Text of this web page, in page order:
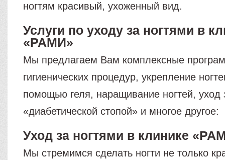
ногтям красивый, ухоженный вид.
Услуги по уходу за ногтями в
«РАМИ»
Мы предлагаем Вам комплексные
гигиенических процедур, укрепление
помощью геля, наращивание ногтей, уход
«диабетической стопой» и многое другое:
Уход за ногтями в клинике
Мы стремимся сделать ногти не только